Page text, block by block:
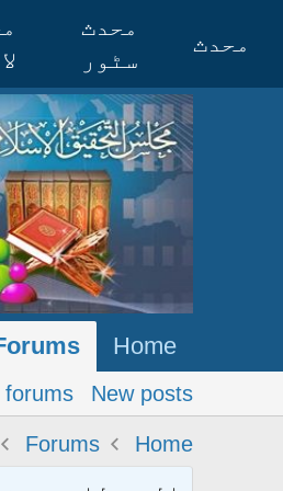
محدث
محدث
سٹور
Home
New posts
forums
Home
Forums